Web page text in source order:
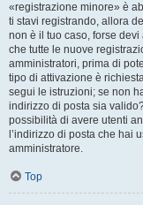
«registrazione minore» è
ti stavi registrando, allora
non è il tuo caso, forse
che tutte le nuove
amministratori, prima di
tipo di attivazione è
segui le istruzioni; se non
indirizzo di posta sia
possibilità di avere utenti
l’indirizzo di posta che hai
amministratore.
Top